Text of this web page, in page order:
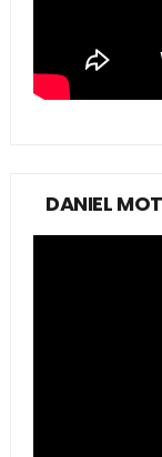
DANIEL